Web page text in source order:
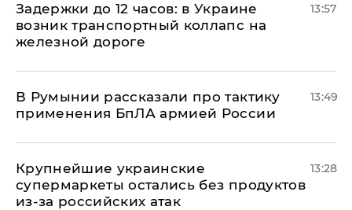
Задержки до 12 часов: в Украине
возник транспортный коллапс на
железной дороге
13:57
В Румынии рассказали про тактику
применения БпЛА армией России
13:49
Крупнейшие украинские
супермаркеты остались без продуктов
из-за российских атак
13:28